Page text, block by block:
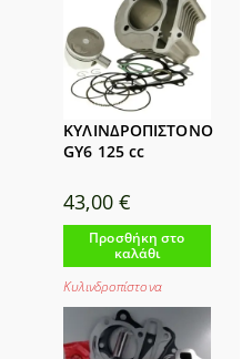
ΚΥΛΙΝΔΡΟΠΙΣΤΟΝΟ
GY6 125 cc
43,00 €
Προσθήκη στο
καλάθι
Κυλινδροπίστονα